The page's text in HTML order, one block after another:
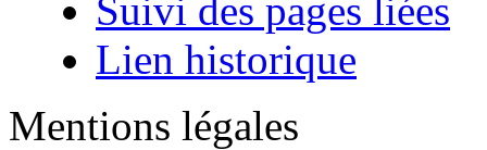
Suivi des pages liées
Lien historique
Mentions légales